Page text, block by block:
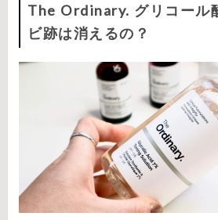
The Ordinary. グリコール
ビ跡は消えるの？